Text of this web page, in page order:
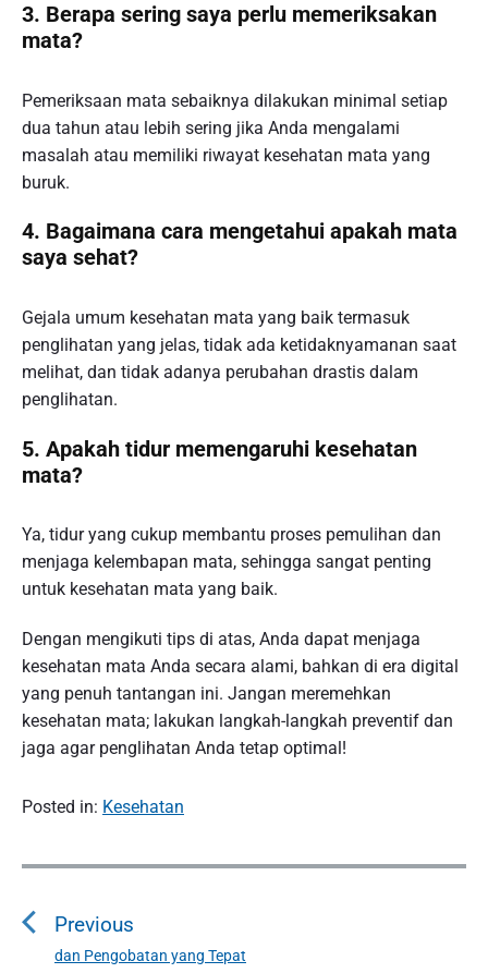
3. Berapa sering saya perlu memeriksakan
mata?
Pemeriksaan mata sebaiknya dilakukan minimal setiap
dua tahun atau lebih sering jika Anda mengalami
masalah atau memiliki riwayat kesehatan mata yang
buruk.
4. Bagaimana cara mengetahui apakah mata
saya sehat?
Gejala umum kesehatan mata yang baik termasuk
penglihatan yang jelas, tidak ada ketidaknyamanan saat
melihat, dan tidak adanya perubahan drastis dalam
penglihatan.
5. Apakah tidur memengaruhi kesehatan
mata?
Ya, tidur yang cukup membantu proses pemulihan dan
menjaga kelembapan mata, sehingga sangat penting
untuk kesehatan mata yang baik.
Dengan mengikuti tips di atas, Anda dapat menjaga
kesehatan mata Anda secara alami, bahkan di era digital
yang penuh tantangan ini. Jangan meremehkan
kesehatan mata; lakukan langkah-langkah preventif dan
jaga agar penglihatan Anda tetap optimal!
Posted in: Kesehatan
P
s
Previous
P
dan Pengobatan yang Tepat